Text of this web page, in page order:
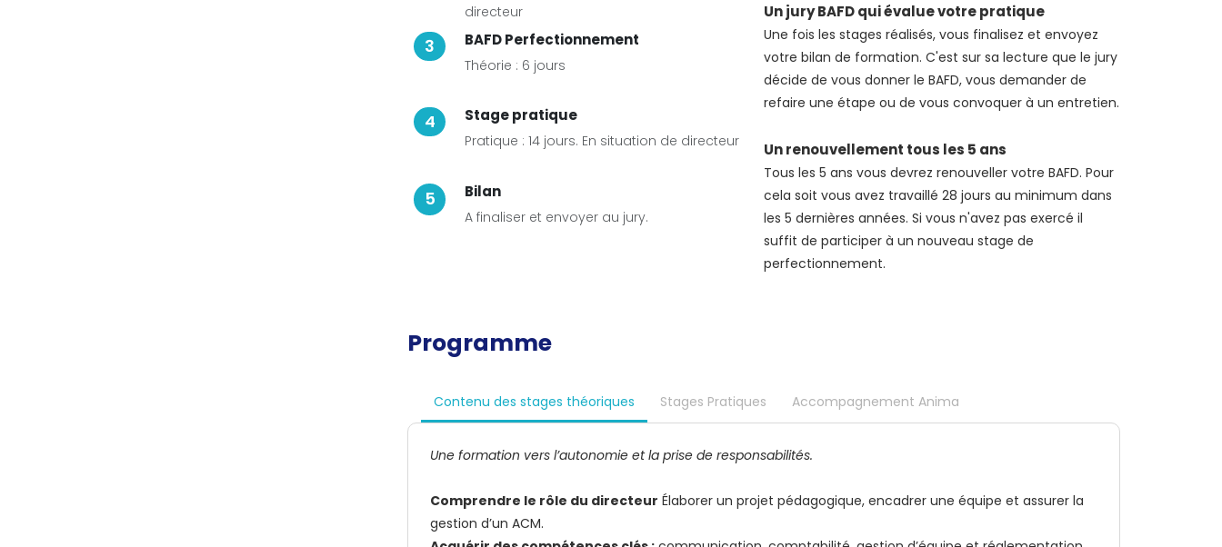
directeur
3 BAFD Perfectionnement
Théorie : 6 jours
4 Stage pratique
Pratique : 14 jours. En situation de directeur
5 Bilan
A finaliser et envoyer au jury.
Un jury BAFD qui évalue votre pratique
Une fois les stages réalisés, vous finalisez et envoyez
votre bilan de formation. C'est sur sa lecture que le jury
décide de vous donner le BAFD, vous demander de
refaire une étape ou de vous convoquer à un entretien.
Un renouvellement tous les 5 ans
Tous les 5 ans vous devrez renouveller votre BAFD. Pour
cela soit vous avez travaillé 28 jours au minimum dans
les 5 dernières années. Si vous n'avez pas exercé il
suffit de participer à un nouveau stage de
perfectionnement.
Programme
Contenu des stages théoriques Stages Pratiques Accompagnement Anima
Une formation vers l’autonomie et la prise de responsabilités.
Comprendre le rôle du directeur Élaborer un projet pédagogique, encadrer une équipe et assurer la
gestion d’un ACM.